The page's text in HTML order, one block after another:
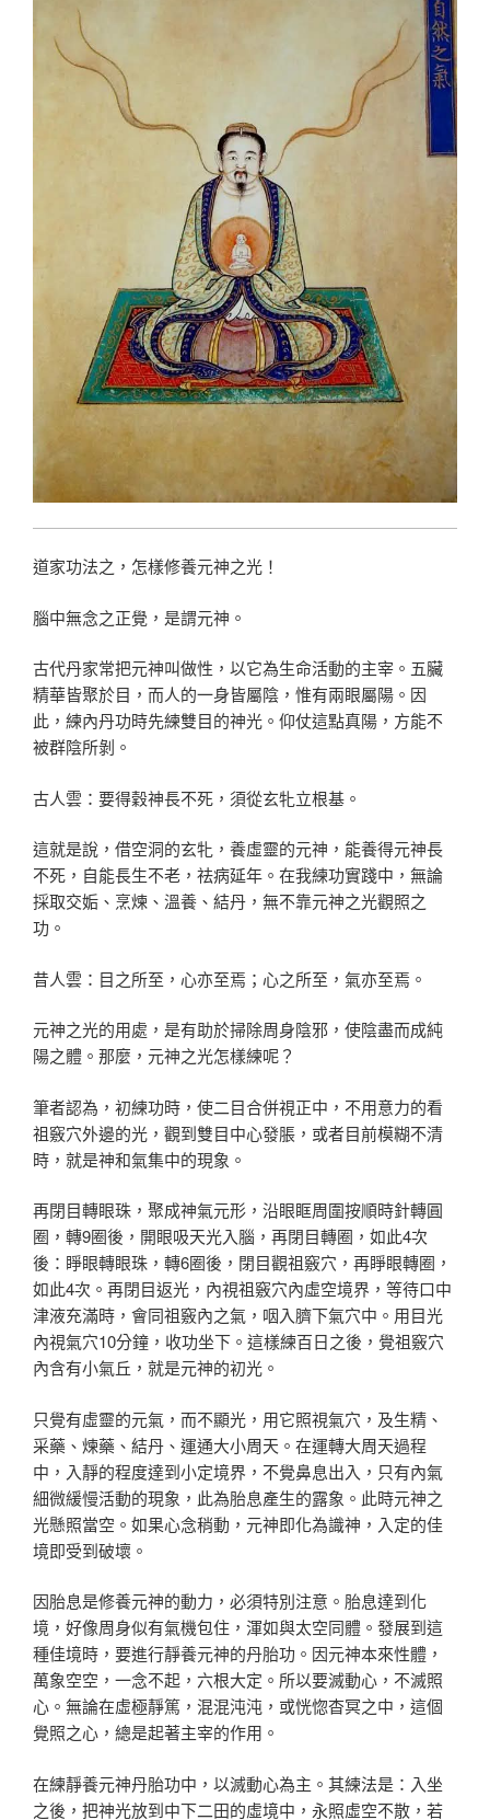
道家功法之，怎樣修養元神之光！
腦中無念之正覺，是謂元神。
古代丹家常把元神叫做性，以它為生命活動的主宰。五臟
精華皆聚於目，而人的一身皆屬陰，惟有兩眼屬陽。因
此，練內丹功時先練雙目的神光。仰仗這點真陽，方能不
被群陰所剝。
古人雲：要得穀神長不死，須從玄牝立根基。
這就是說，借空洞的玄牝，養虛靈的元神，能養得元神長
不死，自能長生不老，祛病延年。在我練功實踐中，無論
採取交姤、烹煉、溫養、結丹，無不靠元神之光觀照之
功。
昔人雲：目之所至，心亦至焉；心之所至，氣亦至焉。
元神之光的用處，是有助於掃除周身陰邪，使陰盡而成純
陽之體。那麼，元神之光怎樣練呢？
筆者認為，初練功時，使二目合併視正中，不用意力的看
祖竅穴外邊的光，觀到雙目中心發脹，或者目前模糊不清
時，就是神和氣集中的現象。
再閉目轉眼珠，聚成神氣元形，沿眼眶周圍按順時針轉圓
圈，轉9圈後，開眼吸天光入腦，再閉目轉圈，如此4次
後：睜眼轉眼珠，轉6圈後，閉目觀祖竅穴，再睜眼轉圈，
如此4次。再閉目返光，內視祖竅穴內虛空境界，等待口中
津液充滿時，會同祖竅內之氣，咽入臍下氣穴中。用目光
內視氣穴10分鐘，收功坐下。這樣練百日之後，覺祖竅穴
內含有小氣丘，就是元神的初光。
只覺有虛靈的元氣，而不顯光，用它照視氣穴，及生精、
采藥、煉藥、結丹、運通大小周天。在運轉大周天過程
中，入靜的程度達到小定境界，不覺鼻息出入，只有內氣
細微緩慢活動的現象，此為胎息產生的露象。此時元神之
光懸照當空。如果心念稍動，元神即化為識神，入定的佳
境即受到破壞。
因胎息是修養元神的動力，必須特別注意。胎息達到化
境，好像周身似有氣機包住，渾如與太空同體。發展到這
種佳境時，要進行靜養元神的丹胎功。因元神本來性體，
萬象空空，一念不起，六根大定。所以要滅動心，不滅照
心。無論在虛極靜篤，混混沌沌，或恍惚杳冥之中，這個
覺照之心，總是起著主宰的作用。
在練靜養元神丹胎功中，以滅動心為主。其練法是：入坐
之後，把神光放到中下二田的虛境中，永照虛空不散，若